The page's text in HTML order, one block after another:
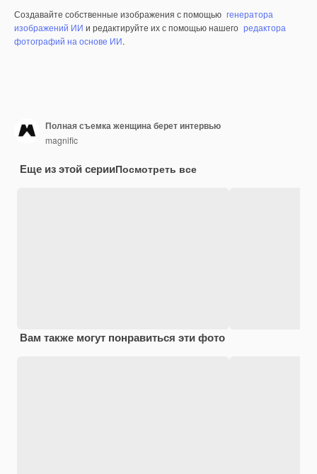
Создавайте собственные изображения с помощью генератора
изображений ИИ и редактируйте их с помощью нашего редактора
фотографий на основе ИИ.
Полная съемка женщина берет интервью
magnific
Еще из этой серииПосмотреть все
Вам также могут понравиться эти фото